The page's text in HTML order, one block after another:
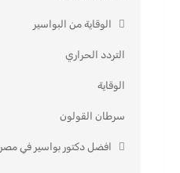
الوقاية من البواسير
التردد الحراري
الوقاية
سرطان القولون
افضل دكتور بواسير في مصر